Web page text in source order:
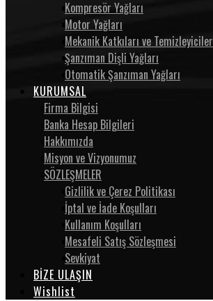
Kompresör Yağları
Motor Yağları
Mekanik Katkıları ve Temizleyiciler
Şanzıman Dişli Yağları
Otomatik Şanzıman Yağları
KURUMSAL
Firma Bilgisi
Banka Hesap Bilgileri
Hakkımızda
Misyon ve Vizyonumuz
SÖZLEŞMELER
Gizlilik ve Çerez Politikası
İptal ve İade Koşulları
Kullanım Koşulları
Mesafeli Satış Sözleşmesi
Sevkiyat
BİZE ULAŞIN
Wishlist